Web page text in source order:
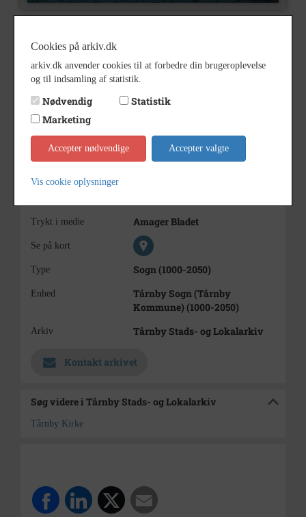
Type Aviser og artikler
Illustrationer Nej
Indholdsnote
Gravstene forfalder på Tårnby
af
Gerh. (Gerhard Taarnby)
Trykt i medie Amager Bladet
Se på kort
Type Sogn (1000-2050)
Enhed
Tårnby Sogn (Tårnby
Kommune) (1000-2050)
Arkiv Tårnby Stads- og Lokalarkiv
Kontakt arkivet
Søg videre i Tårnby Stads- og Lokalarkiv
Tårnby Kirke
Cookies på arkiv.dk
arkiv.dk anvender cookies til at forbedre din brugeroplevelse
og til indsamling af statistik.
Nødvendig
Statistik
Marketing
Accepter nødvendige Accepter valgte
Vis cookie oplysninger